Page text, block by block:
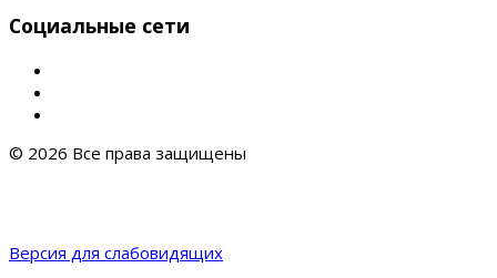
Социальные сети
© 2026 Все права защищены
Версия для слабовидящих